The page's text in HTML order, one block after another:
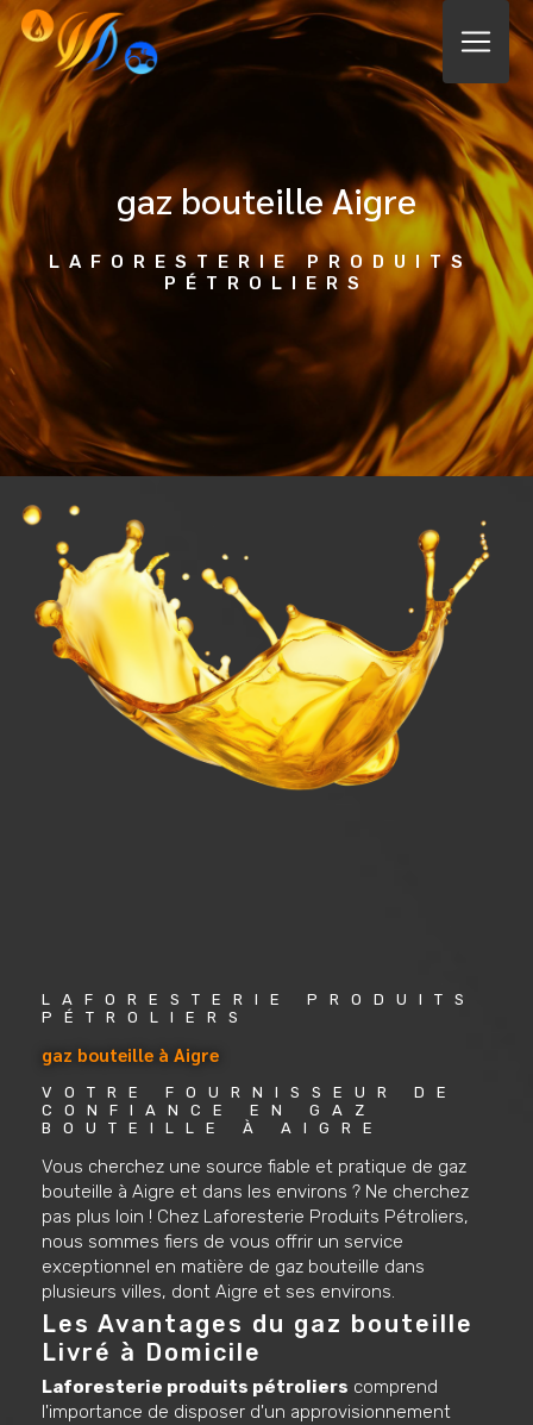
gaz bouteille Aigre
LAFORESTERIE PRODUITS
PÉTROLIERS
LAFORESTERIE PRODUITS
PÉTROLIERS
gaz bouteille à Aigre
VOTRE FOURNISSEUR DE
CONFIANCE EN GAZ
BOUTEILLE À AIGRE
Vous cherchez une source fiable et pratique de gaz
bouteille à Aigre et dans les environs ? Ne cherchez
pas plus loin ! Chez Laforesterie Produits Pétroliers,
nous sommes fiers de vous offrir un service
exceptionnel en matière de gaz bouteille dans
plusieurs villes, dont Aigre et ses environs.
Les Avantages du gaz bouteille
Livré à Domicile
Laforesterie produits pétroliers comprend
l'importance de disposer d'un approvisionnement
Panneau de gestion des cookies